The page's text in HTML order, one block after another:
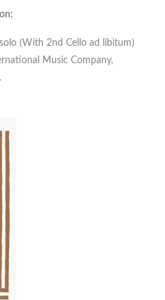
(With 2nd Cello ad libitum)
Music Company,